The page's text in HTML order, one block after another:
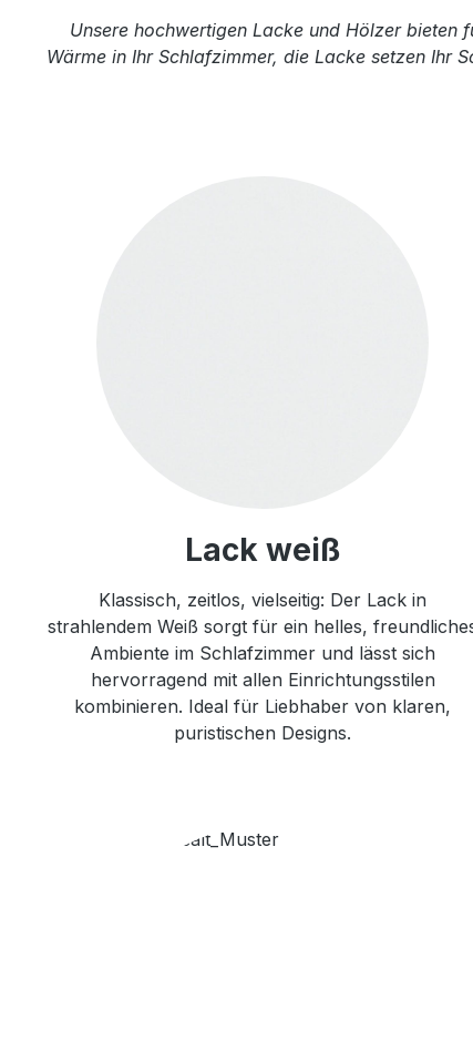
Unsere hochwertigen Lacke und Hölzer bieten
Wärme in Ihr Schlafzimmer, die Lacke setzen Ihr
Lack weiß
Klassisch, zeitlos, vielseitig: Der Lack in
strahlendem Weiß sorgt für ein helles,
Ambiente im Schlafzimmer und lässt sich
hervorragend mit allen Einrichtungsstilen
kombinieren. Ideal für Liebhaber von klaren,
puristischen Designs.